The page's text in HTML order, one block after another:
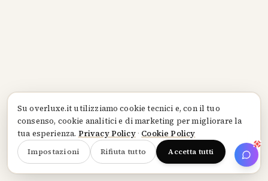
Suoverluxe.itutilizziamo cookie tecnici e, con il tuo
consenso, cookie analitici e di marketing per migliorare la
tua esperienza. Privacy Policy· Cookie Policy
Impostazioni Rifiuta tutto Accetta tutti